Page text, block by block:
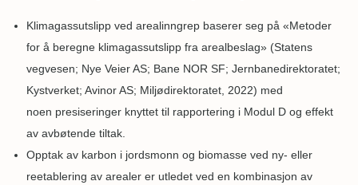
Klimagassutslipp ved arealinngrep baserer seg på «Metoder
for å beregne klimagassutslipp fra arealbeslag» (Statens
vegvesen; Nye Veier AS; Bane NOR SF; Jernbanedirektoratet;
Kystverket; Avinor AS; Miljødirektoratet, 2022) med
noen presiseringer knyttet til rapportering i Modul D og effekt
av avbøtende tiltak.
Opptak av karbon i jordsmonn og biomasse ved ny- eller
reetablering av arealer er utledet ved en kombinasjon av